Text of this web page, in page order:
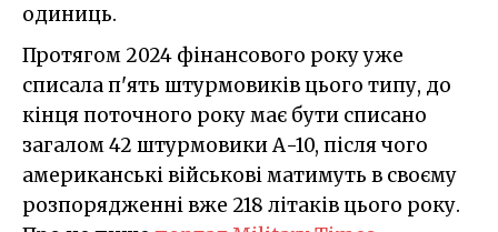
одиниць.
Протягом 2024 фінансового року уже
списала п'ять штурмовиків цього типу, до
кінця поточного року має бути списано
загалом 42 штурмовики А-10, після чого
американські військові матимуть в своєму
розпорядженні вже 218 літаків цього року.